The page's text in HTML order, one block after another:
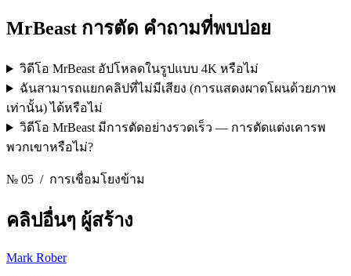
MrBeast การตัด คําถามที่พบบ่อย
วิดีโอ MrBeast อัปโหลดในรูปแบบ 4K หรือไม่
ฉันสามารถแยกคลิปที่ไม่มีเสียง (การแสดงผาดโผนด้วยภาพ
เท่านั้น) ได้หรือไม่
วิดีโอ MrBeast มีการตัดอย่างรวดเร็ว — การตัดแต่งเคารพ
พวกเขาหรือไม่?
№ 05 / การเชื่อมโยงข้าม
คลิปอื่นๆ ผู้สร้าง
Mark Rober